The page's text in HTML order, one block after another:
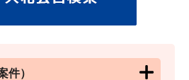
件）